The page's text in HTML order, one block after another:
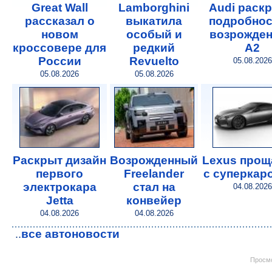
Great Wall
рассказал о
новом
кроссовере для
России
05.08.2026
Lamborghini
выкатила
особый и
редкий
Revuelto
05.08.2026
Audi
A2
05.08.2026
Раскрыт дизайн
первого
электрокара
Jetta
04.08.2026
Возрожденный
Freelander
стал на
конвейер
04.08.2026
Lexus
с
04.08.2026
..все автоновости